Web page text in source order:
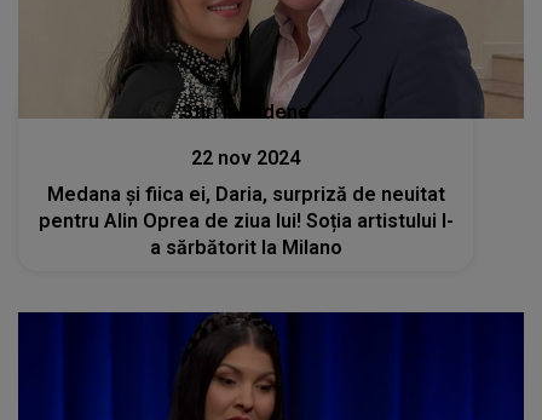
Stiri mondene
22 nov 2024
Medana și fiica ei, Daria, surpriză de neuitat
pentru Alin Oprea de ziua lui! Soția artistului l-
a sărbătorit la Milano